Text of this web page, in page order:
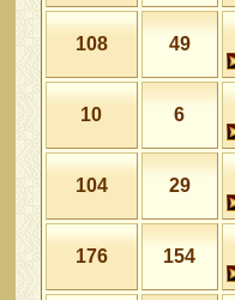
49
108
6
10
29
104
154
176